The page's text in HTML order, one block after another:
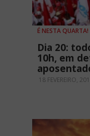
É NESTA QUARTA!
Dia 20:
10h, em
18 FEVEREIRO,